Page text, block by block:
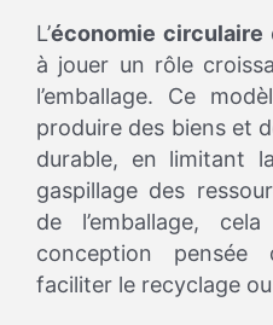
L’économie circulaire
à jouer un rôle
l’emballage. Ce
produire des biens et
durable, en limitant
gaspillage des
de l’emballage,
conception
faciliter le recyclage